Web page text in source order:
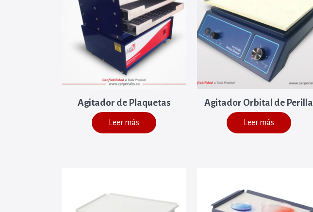
Agitador de Plaquetas
Leer más
Agitador Orbital de Perilla
Leer más